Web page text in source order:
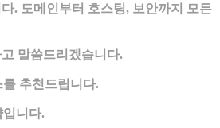
. 도메인부터 호스팅, 보안까지 모든
말씀드리겠습니다.
추천드립니다.
입니다.